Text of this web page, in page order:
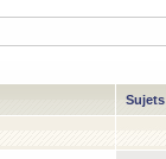
Sujets